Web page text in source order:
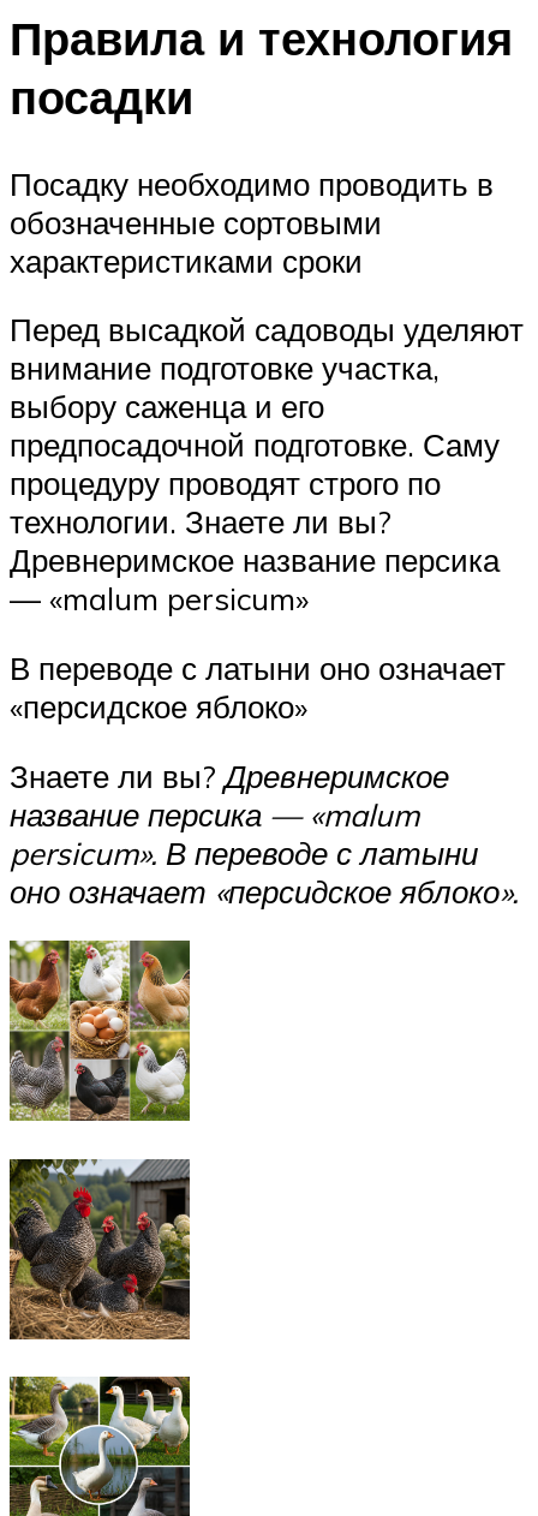
Правила и технология
посадки
Посадку необходимо проводить в
обозначенные сортовыми
характеристиками сроки
Перед высадкой садоводы уделяют
внимание подготовке участка,
выбору саженца и его
предпосадочной подготовке. Саму
процедуру проводят строго по
технологии. Знаете ли вы?
Древнеримское название персика
— «malum persicum»
В переводе с латыни оно означает
«персидское яблоко»
Знаете ли вы?Древнеримское
название персика — «malum
persicum». В переводе с латыни
оно означает «персидское яблоко».